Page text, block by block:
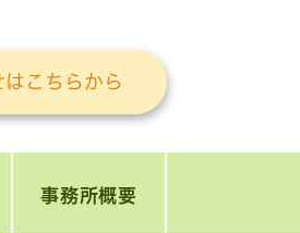
はこちらから
事務所概要